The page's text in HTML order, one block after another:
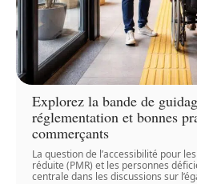
Explorez la bande de
réglementation et bonnes
commerçants
La question de l’accessibilité pour
réduite (PMR) et les personnes
centrale dans les discussions sur